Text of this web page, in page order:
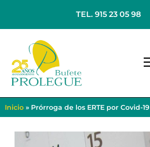
TEL. 915 23 05 98
Inicio » Prórroga de los ERTE por Covid-19